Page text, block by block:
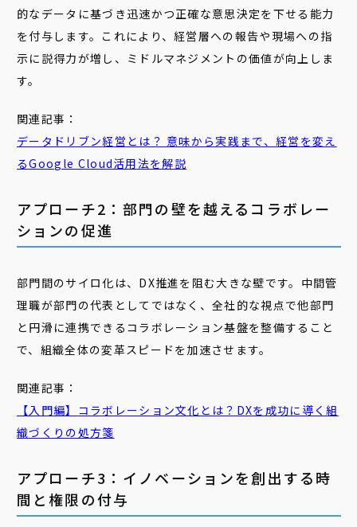
的なデータに基づき迅速かつ正確な意思決定を下せる能力
を付与します。これにより、経営層への報告や現場への指
示に説得力が増し、ミドルマネジメントの価値が向上しま
す。
関連記事：
データドリブン経営 とは？ 意味から実践まで、経営 を変え
るGoogle Cloud活用法を解説
アプローチ2：部門の壁を越えるコラボレー
ションの促進
部門間のサイロ化は、DX推進を阻む大きな壁です。中間管
理職が部門の代表としてではなく、全社的な視点で他部門
と円滑に連携できるコラボレーション基盤を整備すること
で、組織全体の変革スピードを加速させます。
関連記事：
【入門編】 コラボレーション文化とは？DXを成功に導く組
織づくりの処方箋
アプローチ3：イノベーションを創出する時
間と権限の付与